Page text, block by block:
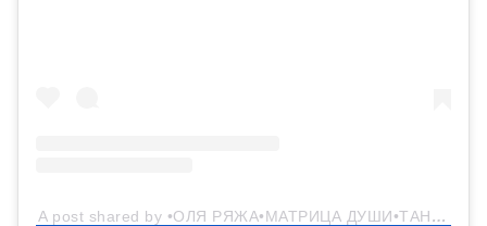
A post shared by •ОЛЯ РЯЖА•МАТРИЦА ДУШИ•ТАНЦЫ• (@olya_ryazha)